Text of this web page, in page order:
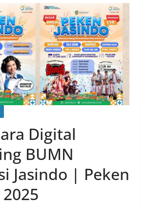
Digital
BUMN
Jasindo | Peken